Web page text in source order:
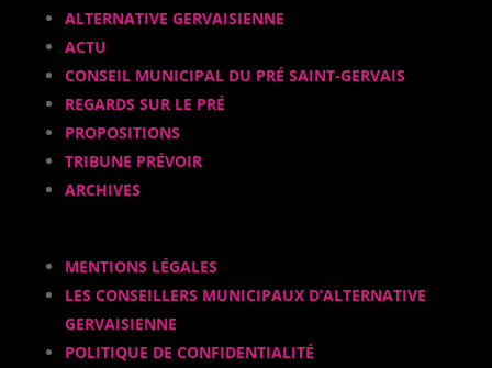
ALTERNATIVE GERVAISIENNE
ACTU
CONSEIL MUNICIPAL DU PRÉ SAINT-GERVAIS
REGARDS SUR LE PRÉ
PROPOSITIONS
TRIBUNE PRÉVOIR
ARCHIVES
MENTIONS LÉGALES
LES CONSEILLERS MUNICIPAUX D’ALTERNATIVE
GERVAISIENNE
POLITIQUE DE CONFIDENTIALITÉ